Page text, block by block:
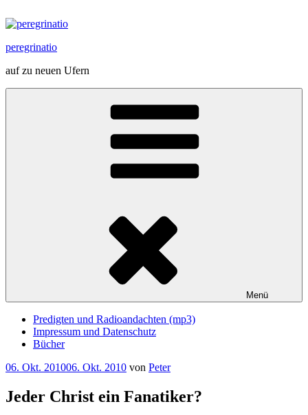
Inhalt
peregrinatio
auf zu neuen Ufern
Menü
Predigten und Radioandachten (mp3)
Impressum und Datenschutz
Bücher
Veröffentlicht
06. Okt. 201006. Okt. 2010 von Peter
Jeder Christ ein Fanatiker?